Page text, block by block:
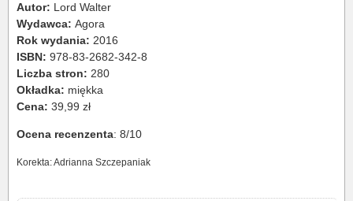
Autor: Lord Walter
Wydawca: Agora
Rok wydania: 2016
ISBN: 978-83-2682-342-8
Liczba stron: 280
Okładka: miękka
Cena: 39,99 zł
Ocena recenzenta: 8/10
Korekta: Adrianna Szczepaniak